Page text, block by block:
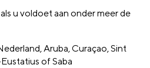
u voldoet aan onder meer de
Aruba, Curaçao, Sint
of Saba